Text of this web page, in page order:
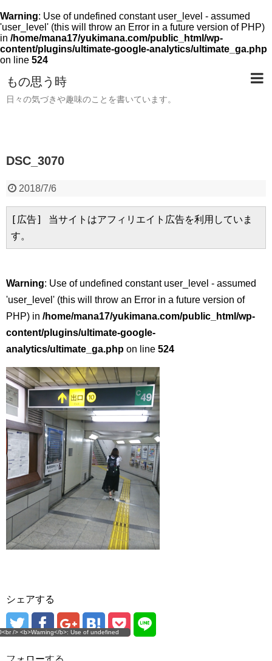
Warning: Use of undefined constant user_level - assumed
'user_level' (this will throw an Error in a future version of PHP)
in /home/mana17/yukimana.com/public_html/wp-
content/plugins/ultimate-google-analytics/ultimate_ga.php
on line 524
もの思う時
日々の気づきや趣味のことを書いています。
DSC_3070
2018/7/6
[広告] 当サイトはアフィリエイト広告を利用していま
す。
Warning: Use of undefined constant user_level - assumed
'user_level' (this will throw an Error in a future version of
PHP) in /home/mana17/yukimana.com/public_html/wp-
content/plugins/ultimate-google-
analytics/ultimate_ga.php on line 524
シェアする
error
b>: Use of undefined
public_html/wp-
/> <b>Warning</b>: Use of undefined
mana17/yukimana.com/public_html/wp-
フォローする